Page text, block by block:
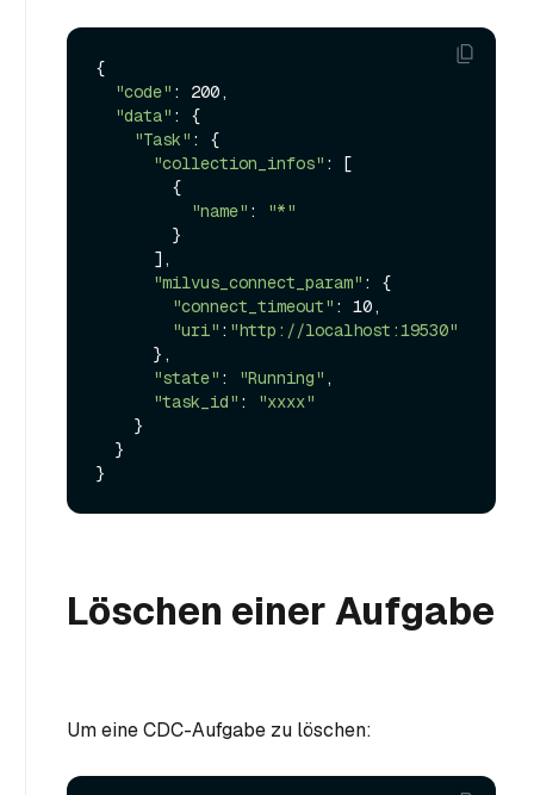
{
"code" : 200,
"data" : {
"Task" : {
"collection_infos" : [
"name" :
"*"
"milvus_connect_param" : {
"connect_timeout" : 10,
"uri" : "http://localhost:19530"
"state" : "Running" ,
"task_id" :
"xxxx"
Löschen einer Aufgabe
Um eine CDC-Aufgabe zu löschen: